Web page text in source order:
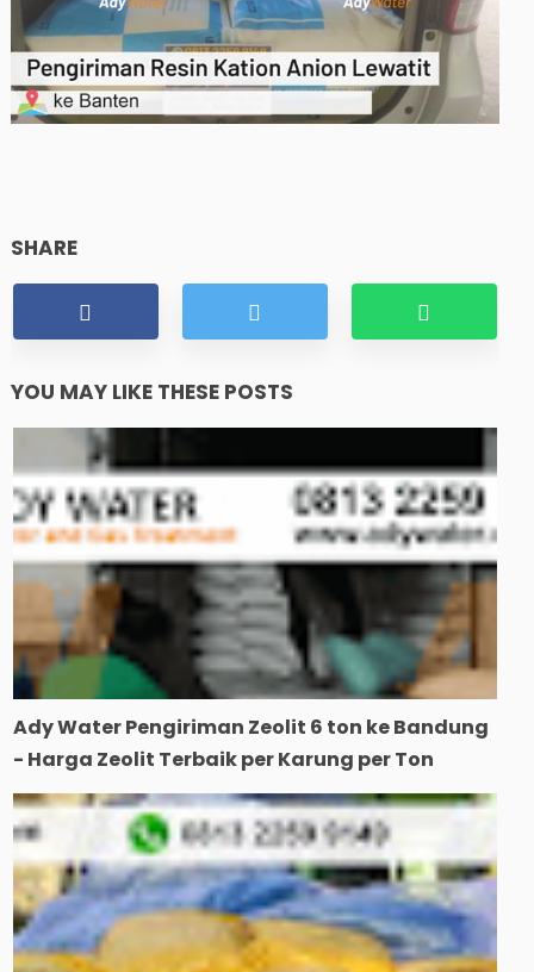
SHARE
YOU MAY LIKE THESE POSTS
Ady Water Pengiriman Zeolit 6 ton ke Bandung
- Harga Zeolit Terbaik per Karung per Ton